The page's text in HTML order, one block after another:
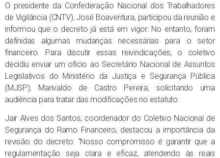
O presidente da Confederação Nacional dos Trabalhadores
de Vigilância (CNTV), José Boaventura, participou da reunião e
informou que o decreto já está em vigor. No entanto, foram
definidas algumas mudanças necessárias para o setor
financeiro. Para discutir essas reivindicações, o coletivo
decidiu enviar um ofício ao Secretário Nacional de Assuntos
Legislativos do Ministério da Justiça e Segurança Pública
(MJSP), Marivaldo de Castro Pereira, solicitando uma
audiência para tratar das modificações no estatuto.
Jair Alves dos Santos, coordenador do Coletivo Nacional de
Segurança do Ramo Financeiro, destacou a importância da
revisão do decreto: “Nosso compromisso é garantir que a
regulamentação seja clara e eficaz, atendendo às reais